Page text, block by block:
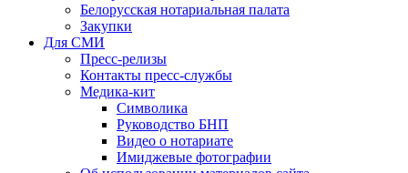
Белорусская нотариальная палата
Закупки
Для СМИ
Пресс-релизы
Контакты пресс-службы
Медика-кит
Символика
Руководство БНП
Видео о нотариате
Имиджевые фотографии